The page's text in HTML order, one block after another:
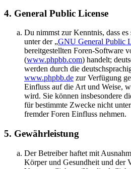
4. General Public License
Du nimmst zur Kenntnis, dass
unter der „GNU General Public
bereitgestellten Foren-Software
(www.phpbb.com) handelt;
werden durch die
www.phpbb.de zur Verfügung
Einfluss auf die Art und Weise,
wird. Sie können insbesondere
für bestimmte Zwecke nicht
fremder Foren Einfluss nehmen.
5. Gewährleistung
Der Betreiber haftet mit
Körper und Gesundheit und der